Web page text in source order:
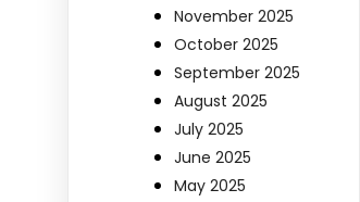
November 2025
October 2025
September 2025
August 2025
July 2025
June 2025
May 2025